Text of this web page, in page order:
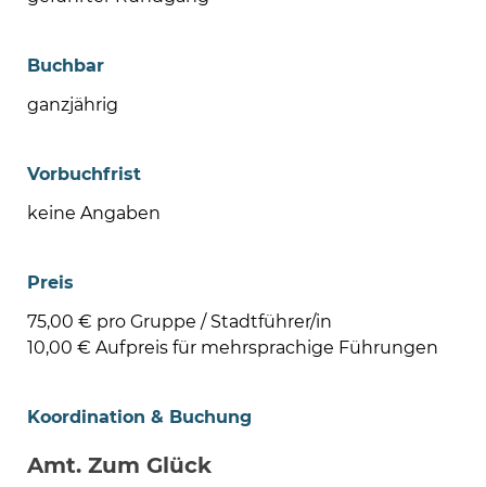
Buchbar
ganzjährig
Vorbuchfrist
keine Angaben
Preis
75,00 € pro Gruppe / Stadtführer/in
10,00 € Aufpreis für mehrsprachige Führungen
Koordination & Buchung
Amt. Zum Glück